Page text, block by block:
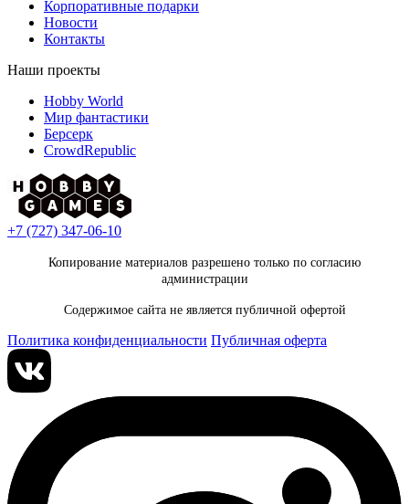
Корпоративные подарки
Новости
Контакты
Наши проекты
Hobby World
Мир фантастики
Берсерк
CrowdRepublic
+7 (727) 347-06-10
Копирование материалов разрешено только по согласию
администрации
Содержимое сайта не является публичной офертой
Политика конфиденциальности Публичная оферта